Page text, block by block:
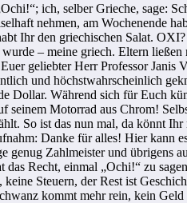
ich, selber Grieche, sage:
nehmen, am Wochenende
Ihr den griechischen Salat.
– meine griech. Eltern
geliebter Herr Professor Janis
und höchstwahrscheinlich
Dollar. Während sich für Euch
seinem Motorrad aus Chrom!
So ist das nun mal, da könnt
Danke für alles! Hier kann
genug Zahlmeister und übrigens
das Recht, einmal „Ochi!“ zu
keine Steuern, der Rest ist
kommt mehr rein, kein